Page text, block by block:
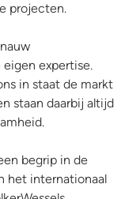
projecten.
expertise.
in staat de markt
staan daarbij altijd
begrip in de
het internationaal